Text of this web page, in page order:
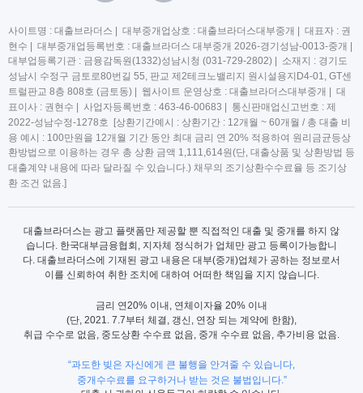
사이트명 : 대출브라더스 | 대부중개업상호 : 대출브라더스대부중개 | 대표자 : 권
현수 | 대부중개업등록번호 : 대출브라더스 대부중개 2026-경기성남-0013-중개 |
대부업등록기관 : 금융감독원(1332)성남시청 (031-729-2802) | 소재지 : 경기도
성남시 수정구 금토로80번길 55, 판교 제2테크노밸리지 원시설용지D4-01, GT센
트럴판교 8층 808호 (금토동) | 웹사이트 운영상호 : 대출브라더스대부중개 | 대
표이사 : 권현수 | 사업자등록번호 : 463-46-00683 | 통신판매업신고번호 : 제
2022-성남수정-1278호 [상환기간예시 : 상환기간 : 12개월 ~ 60개월 / 총 대출 비
용 예시 : 100만원을 12개월 기간 동안 최대 금리 연 20% 적용하여 원리금균등상
환방법으로 이용하는 경우 총 상환 금액 1,111,614원(단, 대출상품 및 상환방법 등
대출계약 내용에 따라 달라질 수 있습니다.) 채무의 조기상환수수료율 등 조기상
환 조건 없음.]
대출브라더스는 광고 플랫폼만 제공할 뿐 직접적인 대출 및 중개를 하지 않
습니다. 한국대부금융협회, 지자체 정식허가 업체만 광고 등록이가능합니
다. 대출브라더스에 기재된 광고 내용은 대부(중개)업체가 공하는 정보로서
이를 신뢰하여 취한 조치에 대하여 어떠한 책임을 지지 않습니다.
금리 연20% 이내, 연체이자율 20% 이내
(단, 2021. 7.7부터 체결, 갱신, 연장 되는 계약에 한함),
취급 수수로 없음, 중도상환 수수료 없음, 중개 수수료 없음, 추가비용 없음.
“과도한 빚은 자신에게 큰 불행을 안겨줄 수 있습니다,
중개수수료를 요구하거나 받는 것은 불법입니다.”